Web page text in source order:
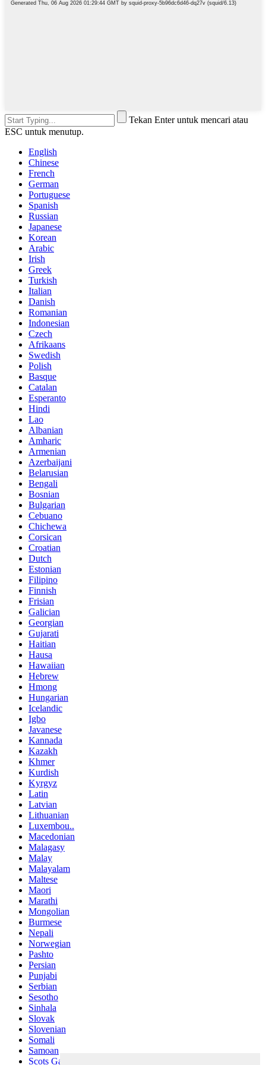
Tekan Enter untuk mencari atau
ESC untuk menutup.
English
Chinese
French
German
Portuguese
Spanish
Russian
Japanese
Korean
Arabic
Irish
Greek
Turkish
Italian
Danish
Romanian
Indonesian
Czech
Afrikaans
Swedish
Polish
Basque
Catalan
Esperanto
Hindi
Lao
Albanian
Amharic
Armenian
Azerbaijani
Belarusian
Bengali
Bosnian
Bulgarian
Cebuano
Chichewa
Corsican
Croatian
Dutch
Estonian
Filipino
Finnish
Frisian
Galician
Georgian
Gujarati
Haitian
Hausa
Hawaiian
Hebrew
Hmong
Hungarian
Icelandic
Igbo
Javanese
Kannada
Kazakh
Khmer
Kurdish
Kyrgyz
Latin
Latvian
Lithuanian
Luxembou..
Macedonian
Malagasy
Malay
Malayalam
Maltese
Maori
Marathi
Mongolian
Burmese
Nepali
Norwegian
Pashto
Persian
Punjabi
Serbian
Sesotho
Sinhala
Slovak
Slovenian
Somali
Samoan
Scots Gaelic